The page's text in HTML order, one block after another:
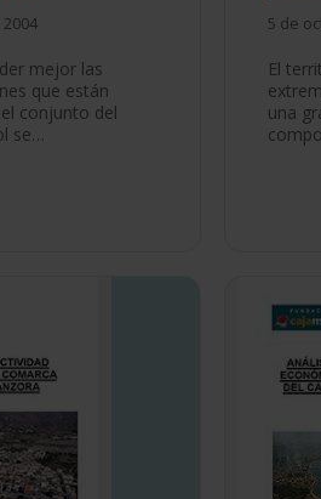
mejor las
que están
conjunto del
se…
5 de
El
una